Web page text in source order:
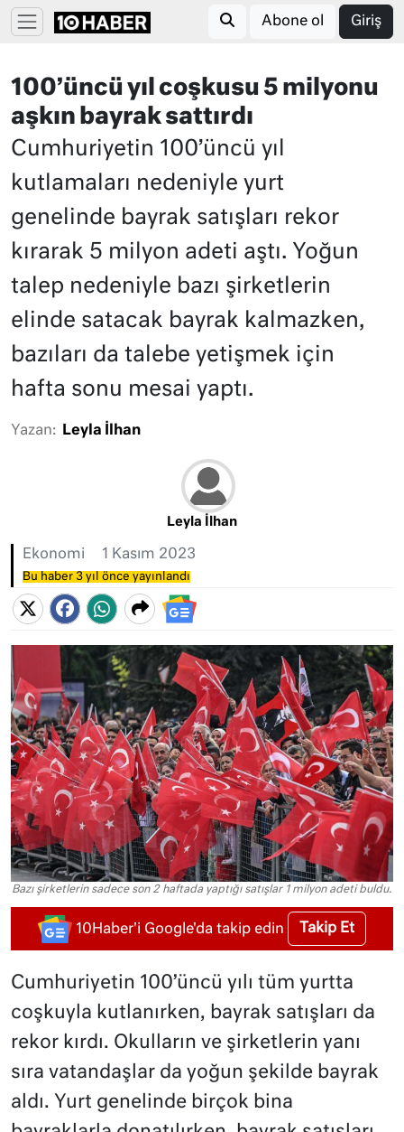
Abone ol Giriş
100’üncü yıl coşkusu 5 milyonu
aşkın bayrak sattırdı
Cumhuriyetin 100’üncü yıl
kutlamaları nedeniyle yurt
genelinde bayrak satışları rekor
kırarak 5 milyon adeti aştı. Yoğun
talep nedeniyle bazı şirketlerin
elinde satacak bayrak kalmazken,
bazıları da talebe yetişmek için
hafta sonu mesai yaptı.
Yazan: Leyla İlhan
Leyla İlhan
Ekonomi 1 Kasım 2023
Bu haber 3 yıl önce yayınlandı
Bazı şirketlerin sadece son 2 haftada yaptığı satışlar 1 milyon adeti buldu.
10Haber'i Google'da takip edin Takip Et
Cumhuriyetin 100’üncü yılı tüm yurtta
coşkuyla kutlanırken, bayrak satışları da
rekor kırdı. Okulların ve şirketlerin yanı
sıra vatandaşlar da yoğun şekilde bayrak
aldı. Yurt genelinde birçok bina